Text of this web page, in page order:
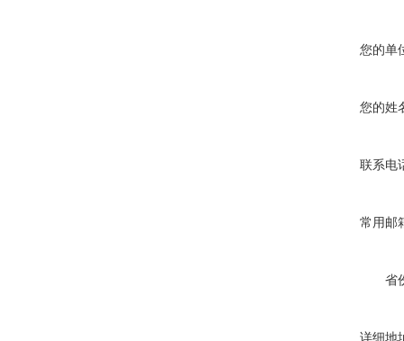
您的单
您的姓
联系电
常用邮
省
详细地